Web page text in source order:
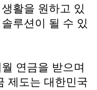
활을 원하고 있
루션이 될 수 있
연금을 받으며
제도는 대한민국